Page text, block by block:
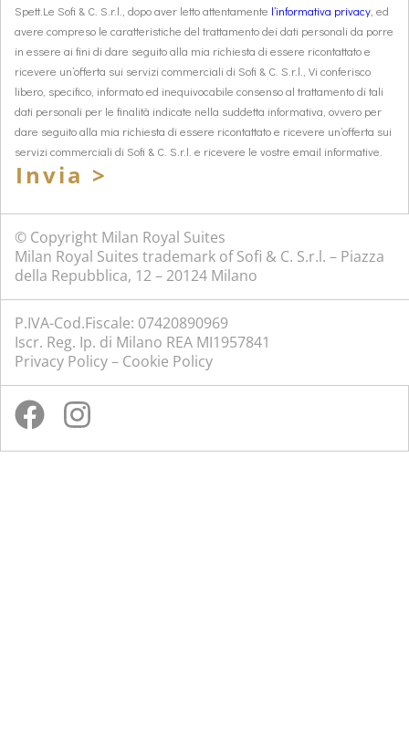
Spett.Le Sofi & C. S.r.l., dopo aver letto attentamente l’informativa privacy , ed
avere compreso le caratteristiche del trattamento dei dati personali da porre
in essere ai fini di dare seguito alla mia richiesta di essere ricontattato e
ricevere un’offerta sui servizi commerciali di Sofi & C. S.r.l., Vi conferisco
libero, specifico, informato ed inequivocabile consenso al trattamento di tali
dati personali per le finalità indicate nella suddetta informativa, ovvero per
dare seguito alla mia richiesta di essere ricontattato e ricevere un’offerta sui
servizi commerciali di Sofi & C. S.r.l. e ricevere le vostre email informative.
Invia >
© Copyright Milan Royal Suites
Milan Royal Suites trademark of Sofi & C. S.r.l. – Piazza
della Repubblica, 12 – 20124 Milano
P.IVA-Cod.Fiscale: 07420890969
Iscr. Reg. Ip. di Milano REA MI1957841
Privacy Policy– Cookie Policy